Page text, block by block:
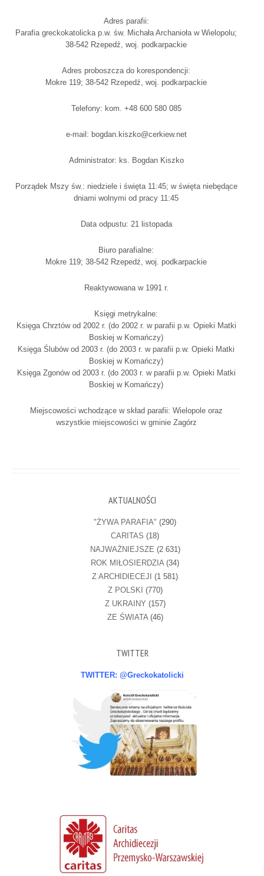
Adres parafii:
Parafia greckokatolicka p.w. św. Michała Archanioła w Wielopolu;
38-542 Rzepedź, woj. podkarpackie
Adres proboszcza do korespondencji:
Mokre 119; 38-542 Rzepedź, woj. podkarpackie
Telefony: kom. +48 600 580 085
e-mail: bogdan.kiszko@cerkiew.net
Administrator: ks. Bogdan Kiszko
Porządek Mszy św.: niedziele i święta 11:45; w święta niebędące
dniami wolnymi od pracy 11:45
Data odpustu: 21 listopada
Biuro parafialne:
Mokre 119; 38-542 Rzepedź, woj. podkarpackie
Reaktywowana w 1991 r.
Księgi metrykalne:
Księga Chrztów od 2002 r. (do 2002 r. w parafii p.w. Opieki Matki
Boskiej w Komańczy)
Księga Ślubów od 2003 r. (do 2003 r. w parafii p.w. Opieki Matki
Boskiej w Komańczy)
Księga Zgonów od 2003 r. (do 2003 r. w parafii p.w. Opieki Matki
Boskiej w Komańczy)
Miejscowości wchodzące w skład parafii: Wielopole oraz
wszystkie miejscowości w gminie Zagórz
AKTUALNOŚCI
"ŻYWA PARAFIA" (290)
CARITAS (18)
NAJWAŻNIEJSZE (2 631)
ROK MIŁOSIERDZIA(34)
Z ARCHIDIECEJI (1 581)
Z POLSKI (770)
Z UKRAINY (157)
ZE ŚWIATA(46)
TWITTER
TWITTER: @Greckokatolicki